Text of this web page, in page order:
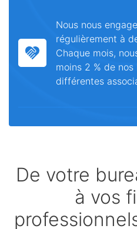
Nous nous
régulièrement à
Chaque mois,
moins 2 % de
différentes
De votre
à vos